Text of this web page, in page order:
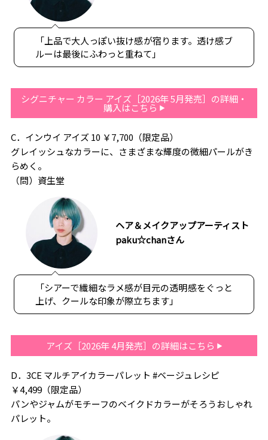
「上品で大人っぽい抜け感が宿ります。透け感ブ
ルーは最後にふわっと重ねて」
シグニチャー カラー アイズ［2026年 5月発売］の詳細・
購入はこちら
C．インウイ アイズ 10 ￥7,700（限定品）
グレイッシュなカラーに、さまざまな輝度の微細パールがき
らめく。
（問）資生堂
ヘア＆メイクアップアーティスト
paku☆chanさん
「シアーで繊細なラメ感が目元の透明感をぐっと
上げ、クールな印象が際立ちます」
アイズ［2026年 4月発売］の詳細はこちら
D．3CE マルチアイカラーパレット #ベージュレシピ
￥4,499（限定品）
パンやジャムがモチーフのベイクドカラーがそろうおしゃれ
パレット。